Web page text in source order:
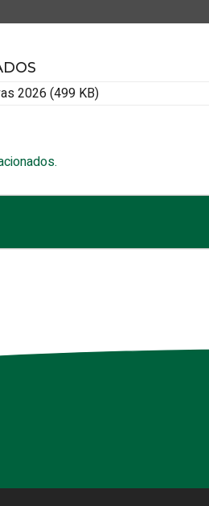
2026 (499 KB)